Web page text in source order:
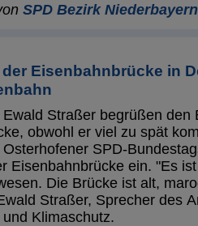
SPD Bezirk Niederbayern
Eisenbahnbrücke in
Straßer begrüßen den
obwohl er viel zu spät
SPD-
Eisenbahnbrücke ein. "Es
Die Brücke ist alt,
Straßer, Sprecher des
Klimaschutz.